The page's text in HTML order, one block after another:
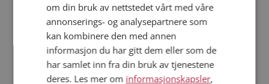
Fler single
Date menn i Norge
Date kvinner i Norge
om din bruk av nettstedet vårt med våre
annonserings- og analysepartnere som
kan kombinere den med annen
informasjon du har gitt dem eller som de
har samlet inn fra din bruk av tjenestene
deres. Les mer om informasjonskapsler,